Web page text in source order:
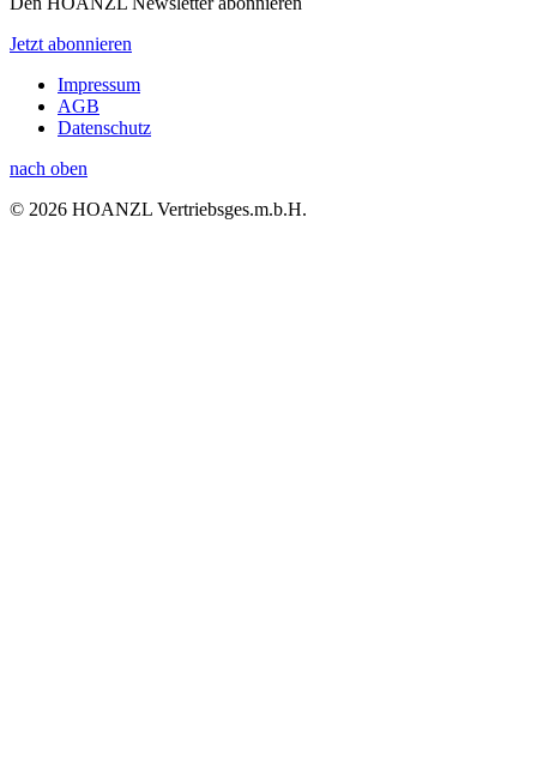
Jetzt abonnieren
Impressum
AGB
Datenschutz
nach oben
© 2026 HOANZL Vertriebsges.m.b.H.